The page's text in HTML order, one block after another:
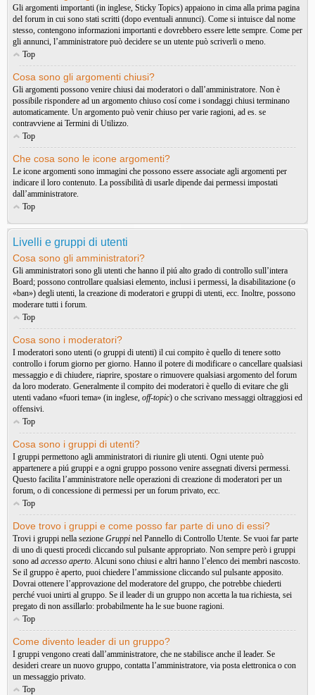
Gli argomenti importanti (in inglese, Sticky Topics) appaiono in cima alla prima pagina
del forum in cui sono stati scritti (dopo eventuali annunci). Come si intuisce dal nome
stesso, contengono informazioni importanti e dovrebbero essere lette sempre. Come per
gli annunci, l’amministratore può decidere se un utente può scriverli o meno.
Top
Cosa sono gli argomenti chiusi?
Gli argomenti possono venire chiusi dai moderatori o dall’amministratore. Non è
possibile rispondere ad un argomento chiuso cosí come i sondaggi chiusi terminano
automaticamente. Un argomento può venir chiuso per varie ragioni, ad es. se
contravviene ai Termini di Utilizzo.
Top
Che cosa sono le icone argomenti?
Le icone argomenti sono immagini che possono essere associate agli argomenti per
indicare il loro contenuto. La possibilità di usarle dipende dai permessi impostati
dall’amministratore.
Top
Livelli e gruppi di utenti
Cosa sono gli amministratori?
Gli amministratori sono gli utenti che hanno il piú alto grado di controllo sull’intera
Board; possono controllare qualsiasi elemento, inclusi i permessi, la disabilitazione (o
«ban») degli utenti, la creazione di moderatori e gruppi di utenti, ecc. Inoltre, possono
moderare tutti i forum.
Top
Cosa sono i moderatori?
I moderatori sono utenti (o gruppi di utenti) il cui compito è quello di tenere sotto
controllo i forum giorno per giorno. Hanno il potere di modificare o cancellare qualsiasi
messaggio e di chiudere, riaprire, spostare o rimuovere qualsiasi argomento del forum
da loro moderato. Generalmente il compito dei moderatori è quello di evitare che gli
utenti vadano «fuori tema» (in inglese, off-topic) o che scrivano messaggi oltraggiosi ed
offensivi.
Top
Cosa sono i gruppi di utenti?
I gruppi permettono agli amministratori di riunire gli utenti. Ogni utente può
appartenere a piú gruppi e a ogni gruppo possono venire assegnati diversi permessi.
Questo facilita l’amministratore nelle operazioni di creazione di moderatori per un
forum, o di concessione di permessi per un forum privato, ecc.
Top
Dove trovo i gruppi e come posso far parte di uno di essi?
Trovi i gruppi nella sezione Gruppi nel Pannello di Controllo Utente. Se vuoi far parte
di uno di questi procedi cliccando sul pulsante appropriato. Non sempre però i gruppi
sono ad accesso aperto. Alcuni sono chiusi e altri hanno l’elenco dei membri nascosto.
Se il gruppo è aperto, puoi chiedere l’ammissione cliccando sul pulsante apposito.
Dovrai ottenere l’approvazione del moderatore del gruppo, che potrebbe chiederti
perché vuoi unirti al gruppo. Se il leader di un gruppo non accetta la tua richiesta, sei
pregato di non assillarlo: probabilmente ha le sue buone ragioni.
Top
Come divento leader di un gruppo?
I gruppi vengono creati dall’amministratore, che ne stabilisce anche il leader. Se
desideri creare un nuovo gruppo, contatta l’amministratore, via posta elettronica o con
un messaggio privato.
Top